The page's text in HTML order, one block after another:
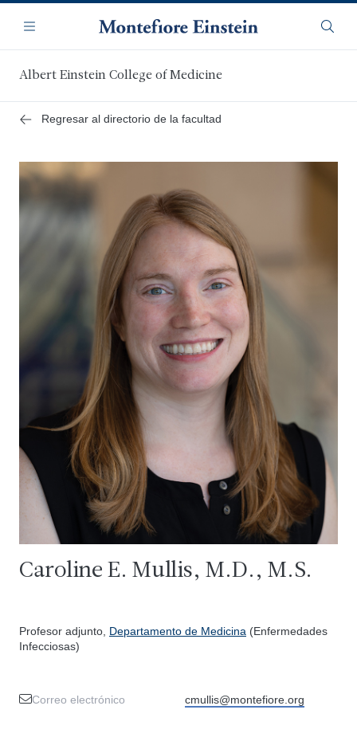
contenido
principal
Navegación
Menú
Albert Einstein College of Medicine
Regresar al directorio de la facultad
Caroline E. Mullis, M.D., M.S.
Profesor adjunto, Departamento de Medicina (Enfermedades
Infecciosas)
Correo electrónico cmullis@montefiore.org